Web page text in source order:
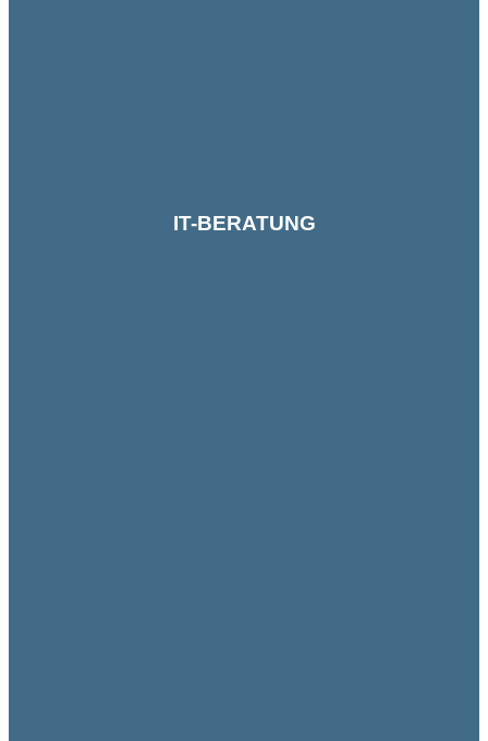
IT-BERATUNG